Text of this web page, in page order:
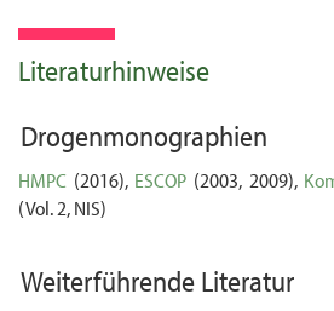
Literaturhinweise
Drogenmonographien
HMPC (2016), ESCOP (2003, 2009),
(Vol. 2, NIS)
Weiterführende Literatur